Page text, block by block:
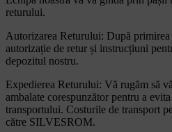
returului.
Autorizarea Returului: După
autorizație de retur și instrucțiuni
depozitul nostru.
Expedierea Returului: Vă rugăm să
ambalate corespunzător pentru a
transportului. Costurile de transport
către SILVESROM.